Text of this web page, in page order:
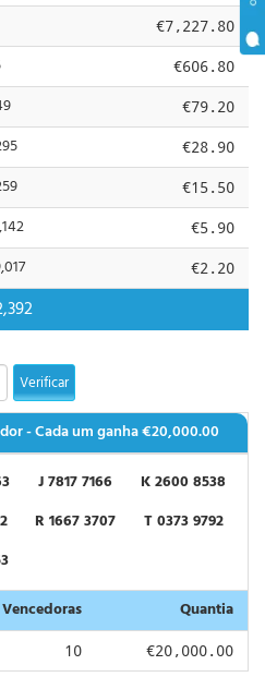
€7,227.80
€606.80
€79.20
€28.90
€15.50
€5.90
€2.20
Verificar
- Cada um ganha€20,000.00
J 7817 7166
K 2600 8538
R 1667 3707
T 0373 9792
Vencedoras
Quantia
10 €20,000.00